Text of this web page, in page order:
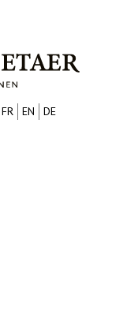
FR EN DE